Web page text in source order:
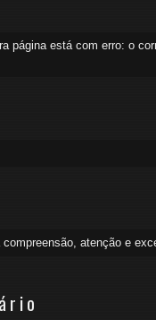
página está com erro: o
atenção e